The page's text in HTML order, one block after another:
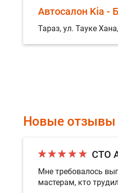
Автосалон Kia
Тараз, ул. Тауке
Новые отзывы
СТО
Мне требовалось
мастерам, кто